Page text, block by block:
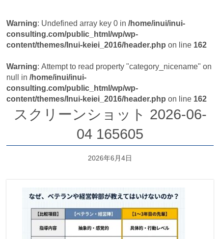
Warning : Undefined array key 0 in/home/inui/inui-
consulting.com/public_html/wp/wp-
content/themes/Inui-keiei_2016/header.php on line 162
Warning: Attempt to read property "category_nicename" on
null in/home/inui/inui-
consulting.com/public_html/wp/wp-
content/themes/Inui-keiei_2016/header.php on line 162
スクリーンショット 2026-06-
04 165605
2026年6月4日